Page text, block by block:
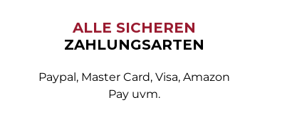
ALLE SICHEREN
ZAHLUNGSARTEN
Paypal, Master Card, Visa, Amazon
Pay uvm.